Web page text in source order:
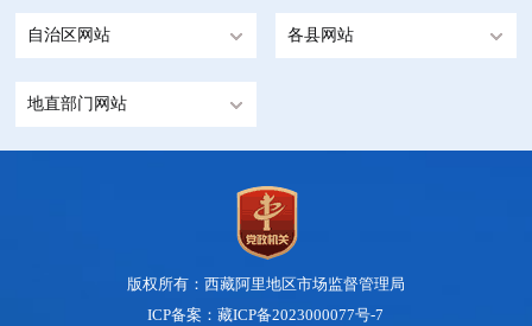
自治区网站 各县网站
地直部门网站
版权所有：西藏阿里地区市场监督管理局
ICP备案：藏ICP备2023000077号-7